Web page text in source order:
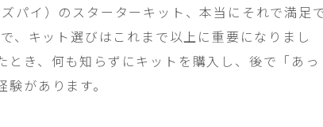
パイ）のスターターキット、本当にそれで満足
キット選びはこれまで以上に重要になりまし
き、何も知らずにキットを購入し、後で「あっ
があります。